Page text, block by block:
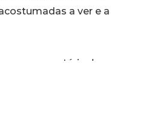
a ver e a
nos comentários!